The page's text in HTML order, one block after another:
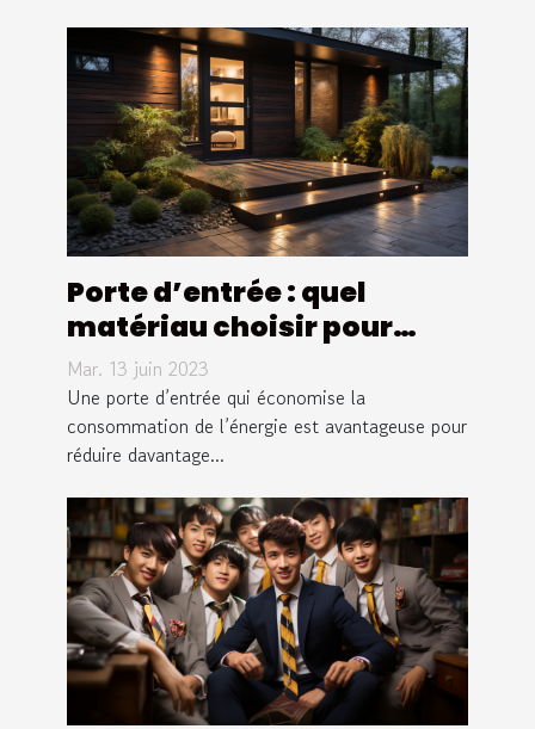
Porte d’entrée : quel
matériau choisir pour
réduire la consommation
électrique ?
Mar. 13 juin 2023
Une porte d’entrée qui économise la
consommation de l’énergie est avantageuse pour
réduire davantage...